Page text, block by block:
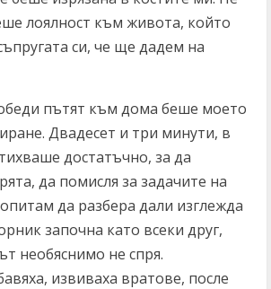
лоялност към живота, който
си, че ще дадем на
пътят към дома беше моето
Двадесет и три минути, в
достатъчно, за да
да помисля за задачите на
да разбера дали изглежда
започна като всеки друг,
необяснимо не спря.
извиваха вратове, после